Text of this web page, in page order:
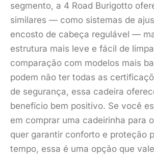
segmento, a 4 Road Burigotto
similares — como sistemas de
encosto de cabeça regulável —
estrutura mais leve e fácil de
comparação com modelos mais
podem não ter todas as
de segurança, essa cadeira
benefício bem positivo. Se você
em comprar uma cadeirinha para
quer garantir conforto e proteção
tempo, essa é uma opção que